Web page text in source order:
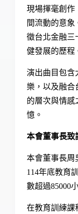
現場揮毫創作
間流動的意象
徵台北金融三
健發展的歷程
演出曲目包含
樂，以及融合
的層次與情感
憶。
本會董事長致
本會董事長周
114年底教育
數超過85000
在教育訓練課